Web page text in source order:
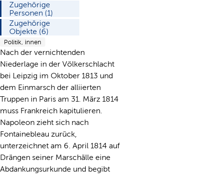
Zugehörige
Personen (1)
Zugehörige
Objekte (6)
Politik, innen
Nach der vernichtenden
Niederlage in der Völkerschlacht
bei Leipzig im Oktober 1813 und
dem Einmarsch der alliierten
Truppen in Paris am 31. März 1814
muss Frankreich kapitulieren.
Napoleon zieht sich nach
Fontainebleau zurück,
unterzeichnet am 6. April 1814 auf
Drängen seiner Marschälle eine
Abdankungsurkunde und begibt